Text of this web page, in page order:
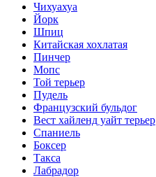
Чихуахуа
Йорк
Шпиц
Китайская хохлатая
Пинчер
Мопс
Той терьер
Пудель
Французский бульдог
Вест хайленд уайт терьер
Спаниель
Боксер
Такса
Лабрадор